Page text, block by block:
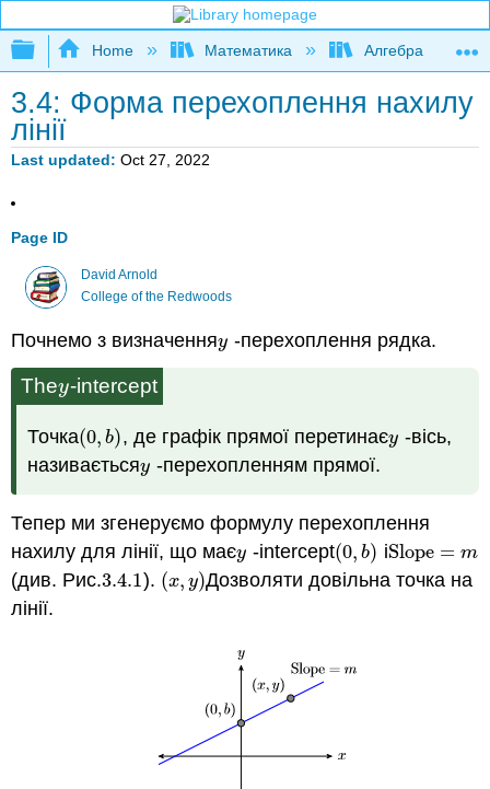
Expand/collapse global hierarchy
Home Математика Алгебра
3.4: Форма перехоплення нахилу
лінії
Last updated Oct 27, 2022
Page ID
David Arnold
College of the Redwoods
Почнемо з визначенняy
y -перехоплення рядка.
They
y-intercept
Точка(0, b)
(0, b), де графік прямої перетинаєy
y -вісь,
називаєтьсяy
y -перехопленням прямої.
Тепер ми згенеруємо формулу перехоплення
нахилу для лінії, що маєy
y -intercept(0, b)
(0, b) іSlope = m
Slope =m
(див. Рис.3.4.1
3.4.1). (x, y)
(x,y) Дозволяти довільна точка на
лінії.